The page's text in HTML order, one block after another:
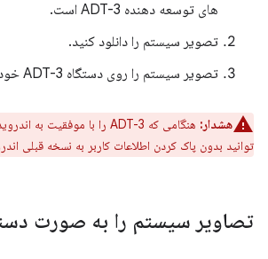
های توسعه دهنده ADT-3 است.
تصویر سیستم را دانلود کنید.
تصویر سیستم را روی دستگاه ADT-3 خود نصب کنید.
هشدار:
توانید بدون پاک کردن اطلاعات کاربر به نسخه قبلی اندروید 11
تصاویر سیستم را به صورت